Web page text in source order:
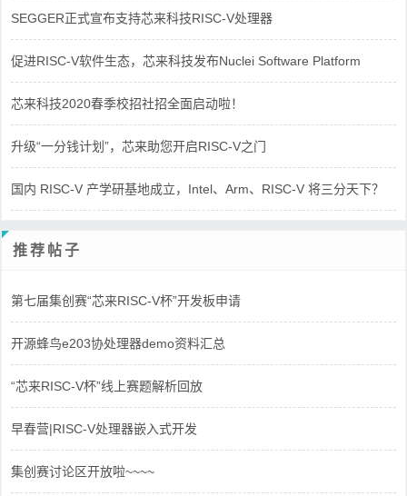
SEGGER正式宣布支持芯来科技RISC-V处理器
促进RISC-V软件生态，芯来科技发布Nuclei Software Platform
芯来科技2020春季校招社招全面启动啦！
升级“一分钱计划”，芯来助您开启RISC-V之门
国内 RISC-V 产学研基地成立，Intel、Arm、RISC-V 将三分天下？
推荐帖子
第七届集创赛“芯来RISC-V杯”开发板申请
开源蜂鸟e203协处理器demo资料汇总
“芯来RISC-V杯”线上赛题解析回放
早春营|RISC-V处理器嵌入式开发
集创赛讨论区开放啦~~~~